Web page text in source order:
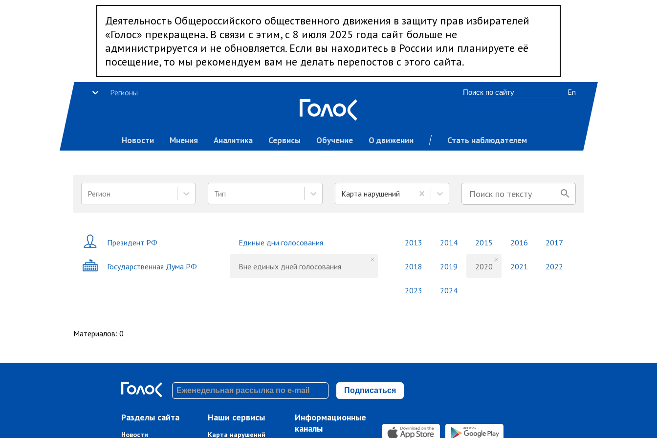
Деятельность Общероссийского общественного движения в защиту прав избирателей
«Голос» прекращена. В связи с этим, с 8 июля 2025 года сайт больше не
администрируется и не обновляется. Если вы находитесь в России или планируете её
посещение, то мы рекомендуем вам не делать перепостов с этого сайта.
Регионы
Новости Мнения Аналитика Сервисы Обучение О движении Стать наблюдателем
En
Регион Тип Карта нарушений
Президент РФ
Государственная Дума РФ
Единые дни голосования
Вне единых дней голосования
2013 2014 2015 2016 2017
2018 2019 2020 2021 2022
2023 2024
Материалов: 0
Подписаться
Разделы сайта
Новости
Наши сервисы
Карта нарушений
Информационные
каналы